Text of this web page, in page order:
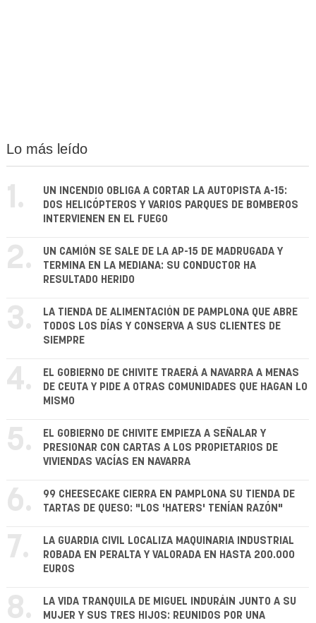
Lo más leído
1.
UN INCENDIO OBLIGA A CORTAR LA AUTOPISTA A-15:
DOS HELICÓPTEROS Y VARIOS PARQUES DE BOMBEROS
INTERVIENEN EN EL FUEGO
2.
UN CAMIÓN SE SALE DE LA AP-15 DE MADRUGADA Y
TERMINA EN LA MEDIANA: SU CONDUCTOR HA
RESULTADO HERIDO
3.
LA TIENDA DE ALIMENTACIÓN DE PAMPLONA QUE ABRE
TODOS LOS DÍAS Y CONSERVA A SUS CLIENTES DE
SIEMPRE
4.
EL GOBIERNO DE CHIVITE TRAERÁ A NAVARRA A MENAS
DE CEUTA Y PIDE A OTRAS COMUNIDADES QUE HAGAN LO
MISMO
5.
EL GOBIERNO DE CHIVITE EMPIEZA A SEÑALAR Y
PRESIONAR CON CARTAS A LOS PROPIETARIOS DE
VIVIENDAS VACÍAS EN NAVARRA
6.
99 CHEESECAKE CIERRA EN PAMPLONA SU TIENDA DE
TARTAS DE QUESO: "LOS 'HATERS' TENÍAN RAZÓN"
7.
LA GUARDIA CIVIL LOCALIZA MAQUINARIA INDUSTRIAL
ROBADA EN PERALTA Y VALORADA EN HASTA 200.000
EUROS
8.
LA VIDA TRANQUILA DE MIGUEL INDURÁIN JUNTO A SU
MUJER Y SUS TRES HIJOS: REUNIDOS POR UNA